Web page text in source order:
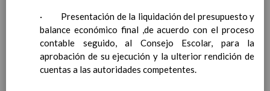
ContribuciÃ³n del Ã¡rea a
las competencias clave
ConcreciÃ³n curricular
para la etapa. Perfiles de
Ã¡rea y de competencias
· Presentación de la liquidación del presupuesto y
balance económico final ,de acuerdo con el proceso
contable seguido, al Consejo Escolar, para la
aprobación de su ejecución y la ulterior rendición de
cuentas a las autoridades competentes.